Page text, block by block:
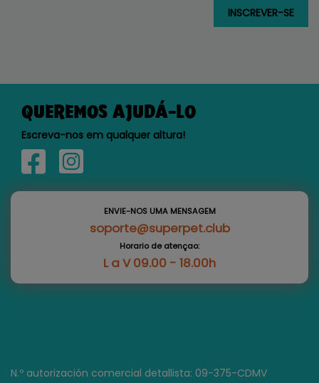
QUEREMOS AJUDÁ-LO
Escreva-nos em qualquer altura!
ENVIE-NOS UMA MENSAGEM
soporte@superpet.club
Horario de atençao:
L a V 09.00 - 18.00h
N.º autorización comercial detallista: 09-375-CDMV